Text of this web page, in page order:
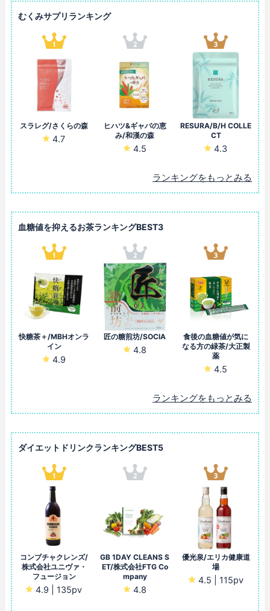
むくみサプリランキング
スラレグ/さくらの森
4.7
ヒハツ&ギャバの恵
み/和漢の森
4.5
RESURA/B/H COLLE
CT
4.3
ランキングをもっとみる
血糖値を抑えるお茶ランキングBEST3
快糖茶＋/MBHオンラ
イン
4.9
匠の糖煎坊/SOCIA
4.8
食後の血糖値が気に
なる方の緑茶/大正製
薬
4.5
ランキングをもっとみる
ダイエットドリンクランキングBEST5
コンブチャクレンズ/
株式会社ユニヴァ・
フュージョン
4.9 | 135pv
GB 1DAY CLEANS S
ET/株式会社FTG Co
mpany
4.8
優光泉/エリカ健康道
場
4.5 | 115pv